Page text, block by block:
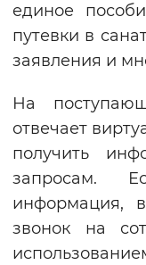
единое
путевки в
заявления и
На
отвечает
получить
запросам.
информация,
звонок на